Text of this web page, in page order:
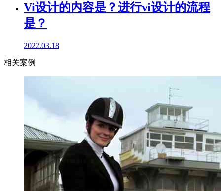
Vi设计的内容是？进行vi设计的流程
是？
2022.03.18
相关案例